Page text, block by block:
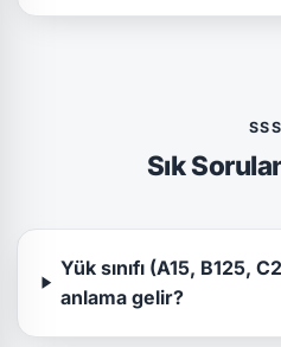
SSS
Sık
Yük sınıfı (A15, B125,
anlama gelir?